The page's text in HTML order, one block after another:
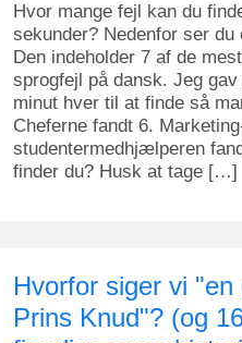
Hvor mange fejl kan du
sekunder? Nedenfor ser
Den indeholder 7 af de
sprogfejl på dansk. Jeg
minut hver til at finde så
Cheferne fandt 6.
studentermedhjælperen
finder du? Husk at tage […]
Hvorfor siger vi
Prins Knud"? (og